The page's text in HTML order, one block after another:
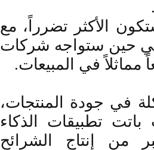
.
الأكثر تضرراً، مع
ملايين وحدة، في حين ستواجه شركات
مماثلاً في المبيعات.
في جودة المنتجات،
تطبيقات الذكاء
من إنتاج الشرائح